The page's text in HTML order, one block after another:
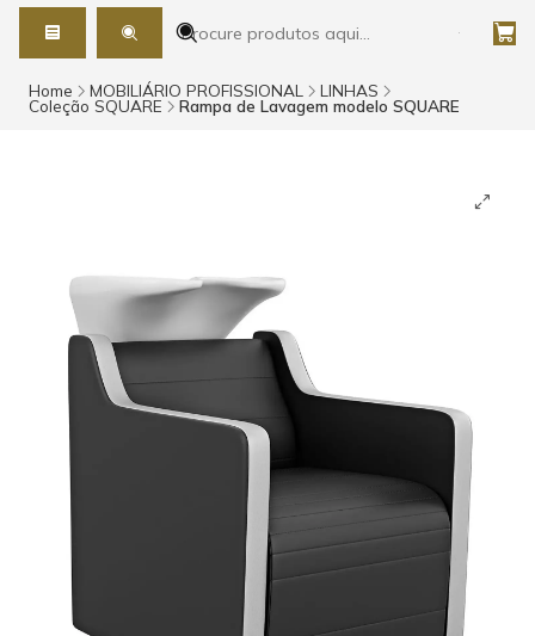
Home MOBILIÁRIO PROFISSIONAL LINHAS
Coleção SQUARE Rampa de Lavagem modelo SQUARE